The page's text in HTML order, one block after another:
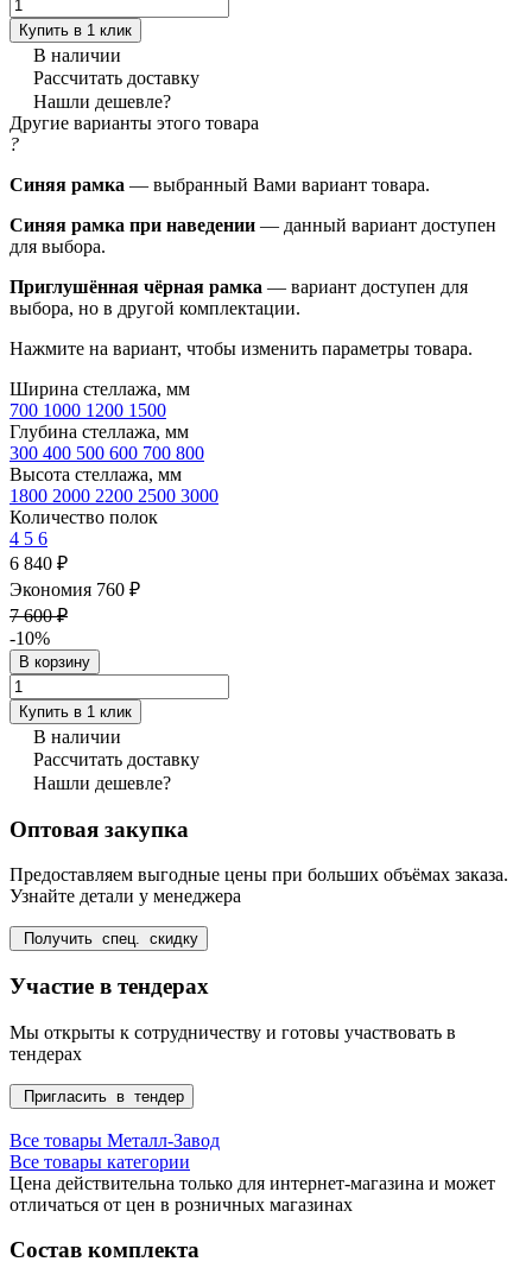
Купить в 1 клик
В наличии
Рассчитать доставку
Нашли дешевле?
Другие варианты этого товара
?
Синяя рамка — выбранный Вами вариант товара.
Синяя рамка при наведении — данный вариант доступен
для выбора.
Приглушённая чёрная рамка — вариант доступен для
выбора, но в другой комплектации.
Нажмите на вариант, чтобы изменить параметры товара.
Ширина стеллажа, мм
700 1000 1200 1500
Глубина стеллажа, мм
300 400 500 600 700 800
Высота стеллажа, мм
1800 2000 2200 2500 3000
Количество полок
4 5 6
6 840 ₽
Экономия 760 ₽
7 600 ₽
-10%
В корзину
Купить в 1 клик
В наличии
Рассчитать доставку
Нашли дешевле?
Оптовая закупка
Предоставляем выгодные цены при больших объёмах заказа.
Узнайте детали у менеджера
Получить спец. скидку
Участие в тендерах
Мы открыты к сотрудничеству и готовы участвовать в
тендерах
Пригласить в тендер
Все товары Металл-Завод
Все товары категории
Цена действительна только для интернет-магазина и может
отличаться от цен в розничных магазинах
Состав комплекта